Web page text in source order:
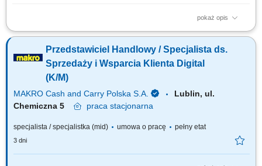
pokaż opis
Twój zakres obowiązków pozyskiwanie klientów gastronomicznych, a
sprzedażowych, profesjonalna obsługa klientów, mająca cechy
partnerstwa biznesowego, budowanie długotrwałych relacji z klientami,
prezentacja oferty firmy zgodna ze standardami.
Przedstawiciel Handlowy / Specjalista ds.
Sprzedaży i Wsparcia Klienta Digital
(K/M)
MAKRO Cash and Carry Polska S.A.
Lublin, ul.
Chemiczna 5
praca stacjonarna
specjalista / specjalistka (mid) umowa o pracę pełny etat
3 dni